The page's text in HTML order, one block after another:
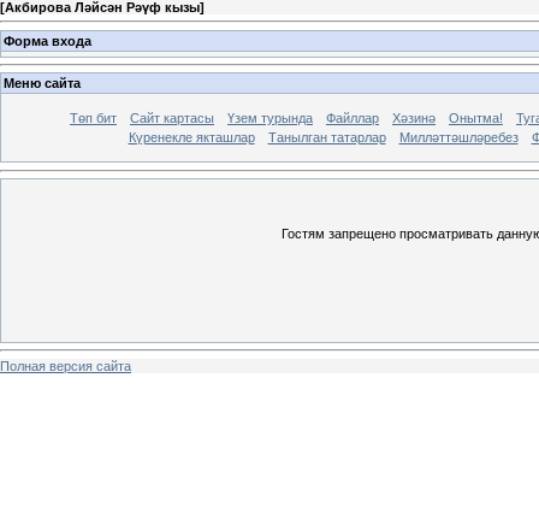
[Акбирова Ләйсән Рәүф кызы]
Форма входа
Меню сайта
Төп бит Сайт картасы Үзем турында Файллар Хәзинә Онытма!
Күренекле якташлар
Танылган татарлар Милләттәшләребез
Гостям запрещено просматривать
Полная версия сайта